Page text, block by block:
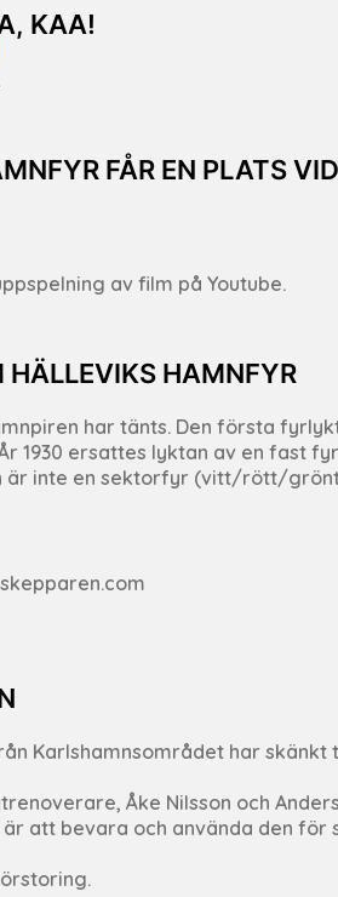
KAA!
FÅR EN PLATS
av film på Youtube.
HÄLLEVIKS HAMNFYR
har tänts. Den första
1930 ersattes lyktan av en fast
inte en sektorfyr (vitt/rött/
Karlshamnsområdet har
Åke Nilsson och
att bevara och använda den